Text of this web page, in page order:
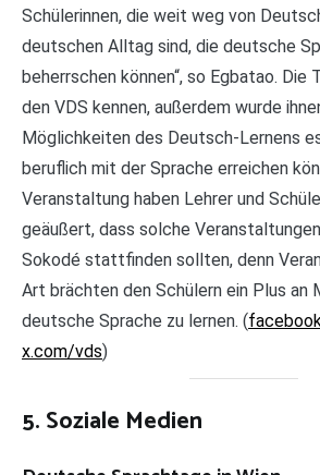
Schülerinnen, die weit weg von
deutschen Alltag sind, die deutsche
beherrschen können“, so Egbatao. Die
den VDS kennen, außerdem wurde
Möglichkeiten des Deutsch-Lernens
beruflich mit der Sprache erreichen
Veranstaltung haben Lehrer und
geäußert, dass solche
Sokodé stattfinden sollten, denn
Art brächten den Schülern ein Plus an
deutsche Sprache zu lernen. (
x.com/vds)
5. Soziale Medien